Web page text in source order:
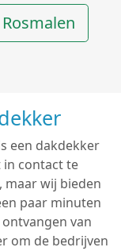
een dakdekker
in contact te
maar wij bieden
paar minuten
ontvangen van
om de bedrijven